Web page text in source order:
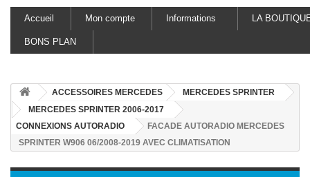
Accueil Mon compte Informations LA
BONS PLAN
ACCESSOIRES MERCEDES
MERCEDES SPRINTER
MERCEDES SPRINTER 2006-2017
CONNEXIONS AUTORADIO
FACADE AUTORADIO MERCEDES
SPRINTER W906 06/2008-2019 AVEC CLIMATISATION